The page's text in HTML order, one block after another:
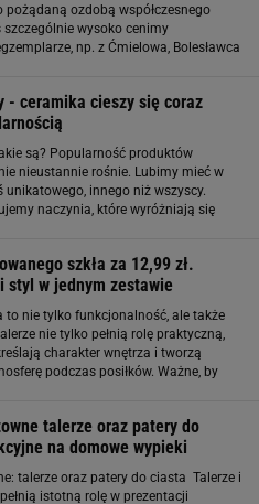
pożądaną ozdobą współczesnego
szczególnie wysoko cenimy
np. z Ćmielowa, Bolesławca
- ceramika cieszy się coraz
są? Popularność produktów
nieustannie rośnie. Lubimy mieć w
innego niż wszyscy.
naczynia, które wyróżniają się
szkła za 12,99 zł.
styl w jednym zestawie
to nie tylko funkcjonalność, ale także
nie tylko pełnią rolę praktyczną,
charakter wnętrza i tworzą
podczas posiłków. Ważne, by
talerze oraz patery do
na domowe wypieki
talerze oraz patery do ciasta Talerze i
istotną rolę w prezentacji